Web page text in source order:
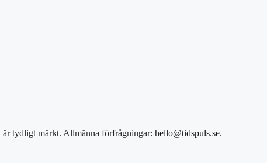
är tydligt märkt. Allmänna förfrågningar: hello@tidspuls.se.